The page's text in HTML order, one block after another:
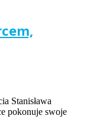
Stanisława
pokonuje swoje